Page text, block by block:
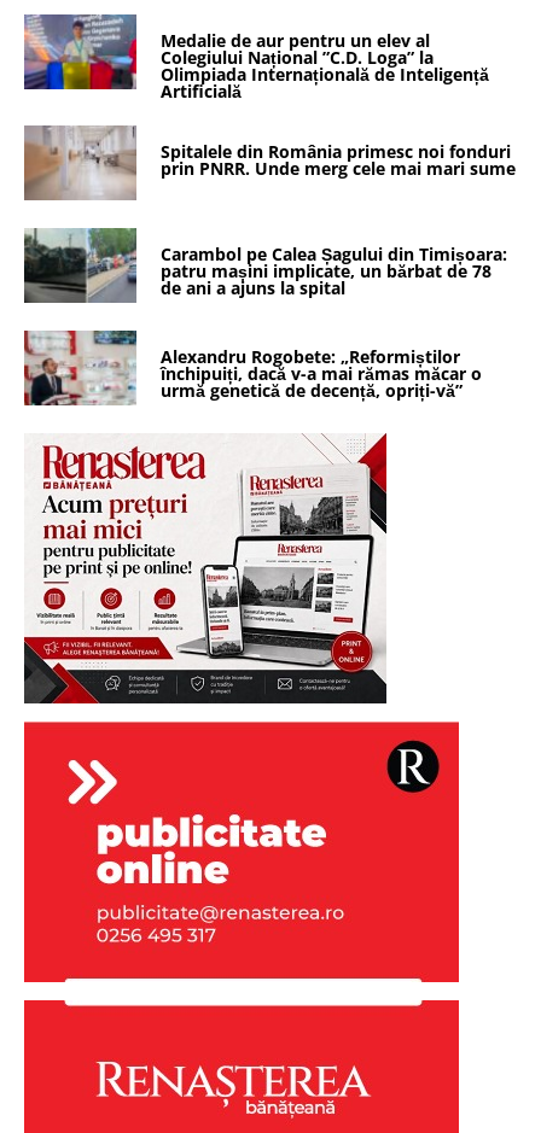
Medalie de aur pentru un elev al
Colegiului Național ”C.D. Loga” la
Olimpiada Internațională de Inteligență
Artificială
Spitalele din România primesc noi fonduri
prin PNRR. Unde merg cele mai mari sume
Carambol pe Calea Șagului din Timișoara:
patru mașini implicate, un bărbat de 78
de ani a ajuns la spital
Alexandru Rogobete: „Reformiștilor
închipuiți, dacă v-a mai rămas măcar o
urmă genetică de decență, opriți-vă”